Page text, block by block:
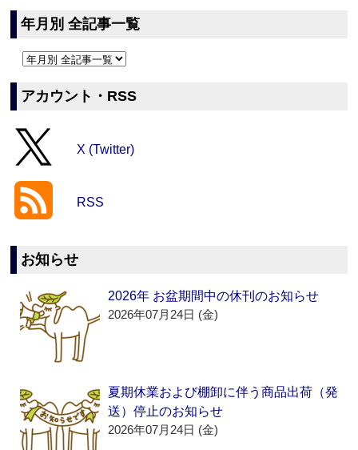
年月別 全記事一覧
アカウント・RSS
X (Twitter)
RSS
お知らせ
2026年 お盆期間中の休刊のお知らせ
2026年07月24日 (金)
夏期休業および棚卸に伴う商品出荷（発
送）停止のお知らせ
2026年07月24日 (金)